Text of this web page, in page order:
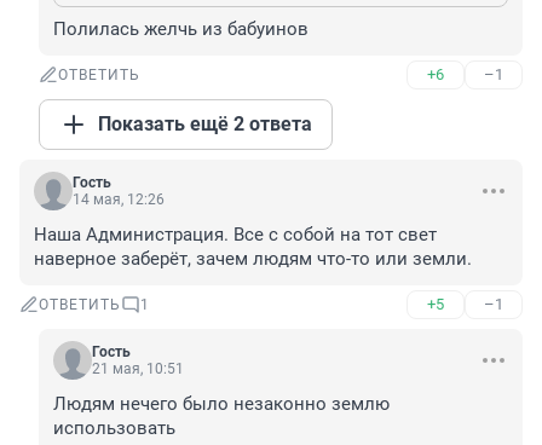
Полилась желчь из бабуинов
ОТВЕТИТЬ +6 –1
Показать ещё 2 ответа
Гость
14 мая, 12:26
Наша Администрация. Все с собой на тот свет
наверное заберёт, зачем людям что-то или земли.
ОТВЕТИТЬ 1 +5 –1
Гость
21 мая, 10:51
Людям нечего было незаконно землю
использовать